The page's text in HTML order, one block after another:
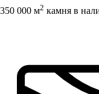
350 000 м2 камня в